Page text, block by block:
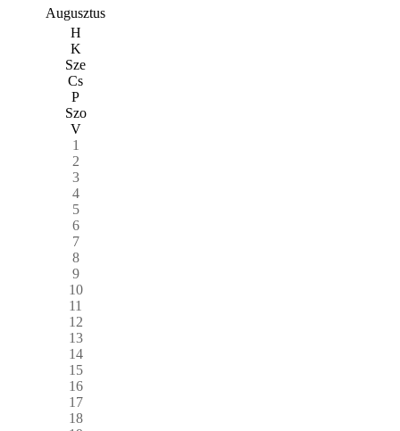
Augusztus
H
K
Sze
Cs
P
Szo
V
1
2
3
4
5
6
7
8
9
10
11
12
13
14
15
16
17
18